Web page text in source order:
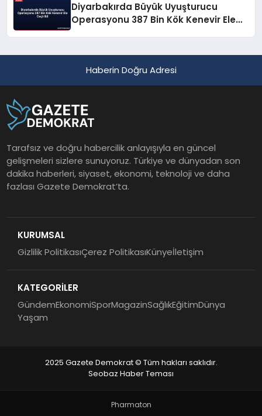
Diyarbakırda Büyük Uyuşturucu
Operasyonu 387 Bin Kök Kenevir Ele
Haberin Doğru Adresi
Tarafsız ve doğru habercilik anlayışıyla en güncel
gelişmeleri sizlere sunuyoruz. Türkiye ve dünyadan son
dakika haberleri, siyaset, ekonomi, teknoloji ve daha
fazlası Gazete Demokrat’ta.
KURUMSAL
Gizlilik PolitikasıÇerez PolitikasıKünyeİletişim
KATEGORİLER
GündemEkonomiSporMagazinSağlıkEğitimDünya
Yaşam
2025 Gazete Demokrat © Tüm hakları saklıdır.
Seobaz Haber Teması
Pharmaton